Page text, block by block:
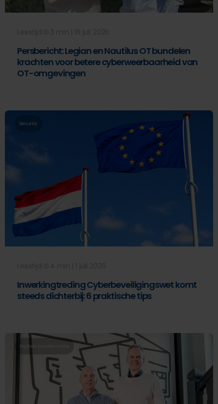
Persbericht: Legian en Nautilus OT bundelen
krachten voor betere cyberweerbaarheid van
OT-omgevingen
Security
Inwerkingtreding Cyberbeveiligingswet komt
steeds dichterbij: 6 praktische tips
Digitale transformatie